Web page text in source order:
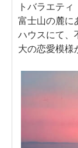
トバラエテ
富士山の麓に
ハウスにて、
大の恋愛模様